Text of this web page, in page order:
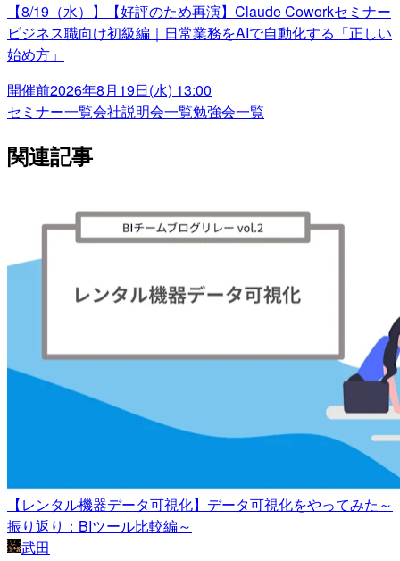
【8/19（水）】【好評のため再演】Claude Coworkセミナー
ビジネス職向け初級編｜日常業務をAIで自動化する「正しい
始め方」
開催前2026年8月19日(水) 13:00
セミナー一覧会社説明会一覧勉強会一覧
関連記事
【レンタル機器データ可視化】データ可視化をやってみた～
振り返り：BIツール比較編～
武田